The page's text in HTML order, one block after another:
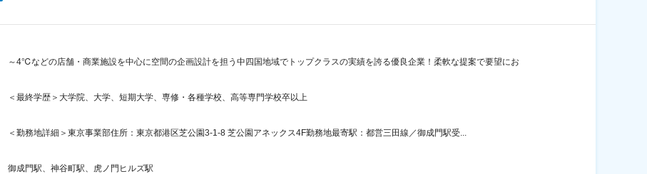
～4℃などの店舗・商業施設を中心に空間の企画設計を担う中四国地域でトップクラスの実績を誇る優良企業！柔軟な提案で要望にお
＜最終学歴＞大学院、大学、短期大学、専修・各種学校、高等専門学校卒以上
＜勤務地詳細＞東京事業部住所：東京都港区芝公園3-1-8 芝公園アネックス4F勤務地最寄駅：都営三田線／御成門駅受...
御成門駅、神谷町駅、虎ノ門ヒルズ駅